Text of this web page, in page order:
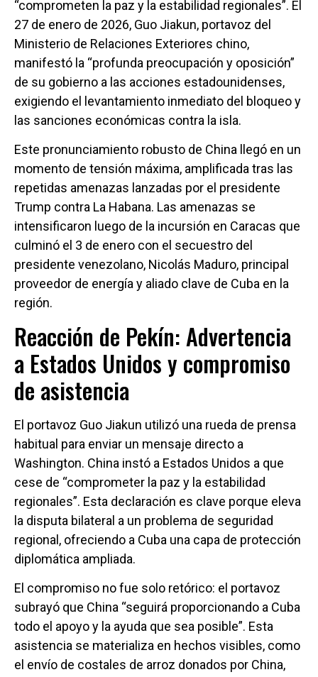
“comprometen la paz y la estabilidad regionales”. El
27 de enero de 2026, Guo Jiakun, portavoz del
Ministerio de Relaciones Exteriores chino,
manifestó la “profunda preocupación y oposición”
de su gobierno a las acciones estadounidenses,
exigiendo el levantamiento inmediato del bloqueo y
las sanciones económicas contra la isla.
Este pronunciamiento robusto de China llegó en un
momento de tensión máxima, amplificada tras las
repetidas amenazas lanzadas por el presidente
Trump contra La Habana. Las amenazas se
intensificaron luego de la incursión en Caracas que
culminó el 3 de enero con el secuestro del
presidente venezolano, Nicolás Maduro, principal
proveedor de energía y aliado clave de Cuba en la
región.
Reacción de Pekín: Advertencia
a Estados Unidos y compromiso
de asistencia
El portavoz Guo Jiakun utilizó una rueda de prensa
habitual para enviar un mensaje directo a
Washington. China instó a Estados Unidos a que
cese de “comprometer la paz y la estabilidad
regionales”. Esta declaración es clave porque eleva
la disputa bilateral a un problema de seguridad
regional, ofreciendo a Cuba una capa de protección
diplomática ampliada.
El compromiso no fue solo retórico: el portavoz
subrayó que China “seguirá proporcionando a Cuba
todo el apoyo y la ayuda que sea posible”. Esta
asistencia se materializa en hechos visibles, como
el envío de costales de arroz donados por China,